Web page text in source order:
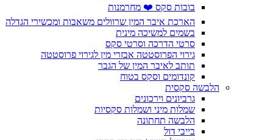
בובות סקס ❤️ מחרמנות
הארכת איבר המין שרוולים משאבות ומכשירי הגדלה
בשמים למשיכה מינית
סרטי הדרכה וסרטי סקס
גירוי הפרוסטטה אבזרי מין לגירוי פרוסטטה
תותב לאיבר המין של הגבר
קונדומים וסקס בטוח
הלבשה סקסית
גרביונים וירכונים
שמלות מיני ושמלות סקסיות
הלבשה תחתונה
בייבי דול